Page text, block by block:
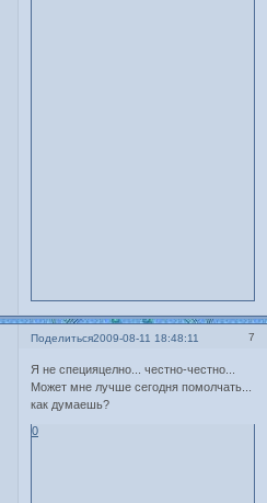
Поделиться 7
2009-08-11 18:48:11
Я не специяцелно... честно-честно...
Может мне лучше сегодня помолчать...
как думаешь?
0